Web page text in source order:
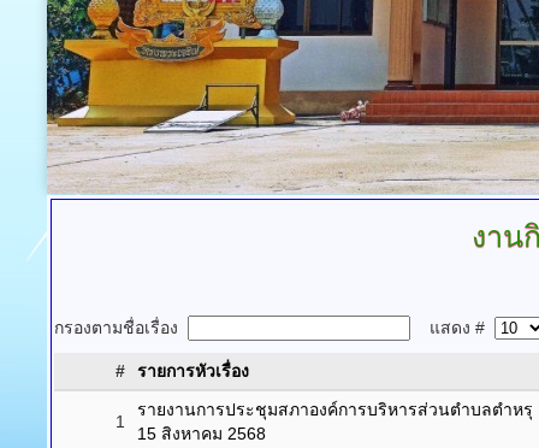
งาน
กรองตามชื่อเรื่อง แสดง #
# รายการหัวเรื่อง
1
รายงานการประชุมสภาองค์การบริหารส่วนตำบลตำห
15 สิงหาคม 2568